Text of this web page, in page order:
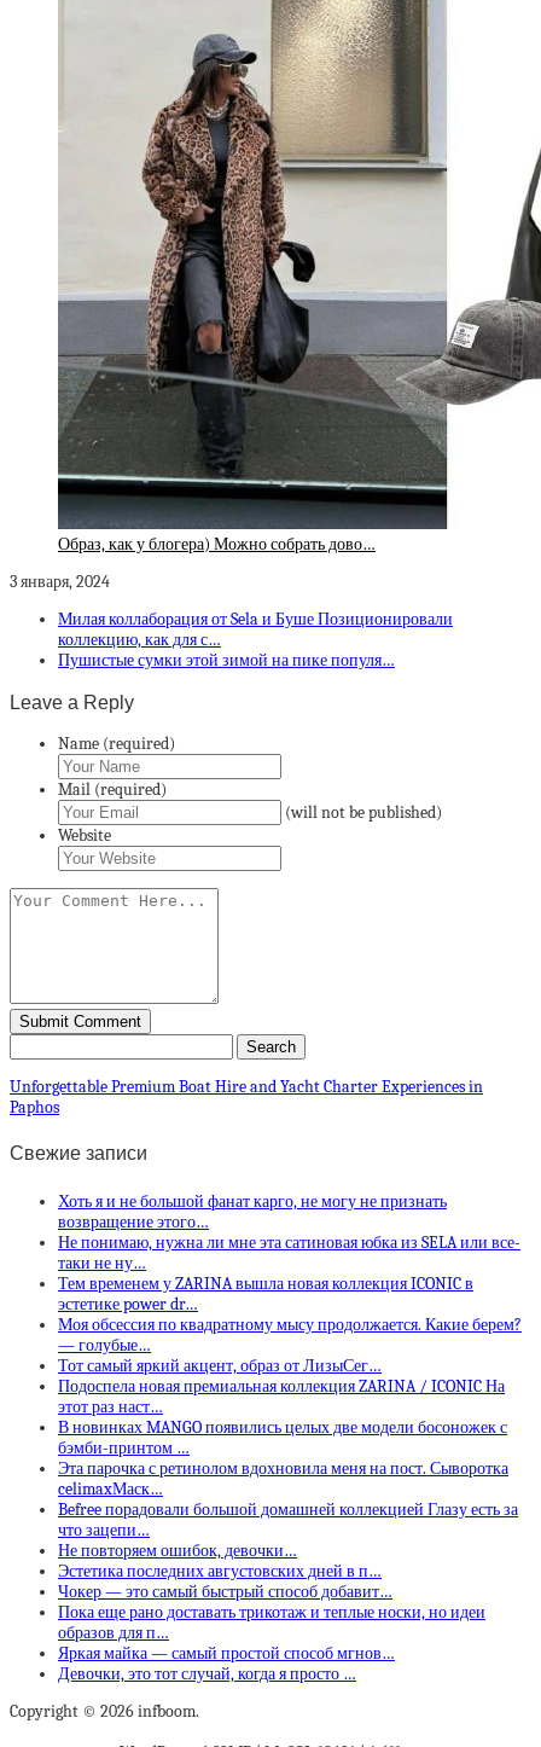
Образ, как у блогера) Можно собрать дово…
3 января, 2024
Милая коллаборация от Sela и Буше Позиционировали
коллекцию, как для с…
Пушистые сумки этой зимой на пике популя…
Leave a Reply
Name (required)
Mail (required)
(will not be published)
Website
Unforgettable Premium Boat Hire and Yacht Charter Experiences in
Paphos
Свежие записи
Хоть я и не большой фанат карго, не могу не признать
возвращение этого…
Не понимаю, нужна ли мне эта сатиновая юбка из SELA или все-
таки не ну…
Тем временем у ZARINA вышла новая коллекция ICONIC в
эстетике power dr…
Моя обсессия по квадратному мысу продолжается. Какие берем?
— голубые…
Тот самый яркий акцент, образ от ЛизыСег…
Подоспела новая премиальная коллекция ZARINA / ICONIC На
этот раз наст…
В новинках MANGO появились целых две модели босоножек с
бэмби-принтом …
Эта парочка с ретинолом вдохновила меня на пост. Сыворотка
celimaxМаск…
Befree порадовали большой домашней коллекцией Глазу есть за
что зацепи…
Не повторяем ошибок, девочки…
Эстетика последних августовских дней в п…
Чокер — это самый быстрый способ добавит…
Пока еще рано доставать трикотаж и теплые носки, но идеи
образов для п…
Яркая майка — самый простой способ мгнов…
Девочки, это тот случай, когда я просто …
Copyright © 2026 infboom.